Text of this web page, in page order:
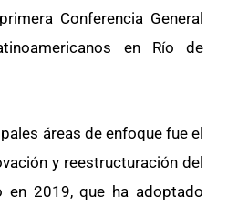
Conferencia General
en Río de
áreas de enfoque fue el
y reestructuración del
en 2019, que ha adoptado